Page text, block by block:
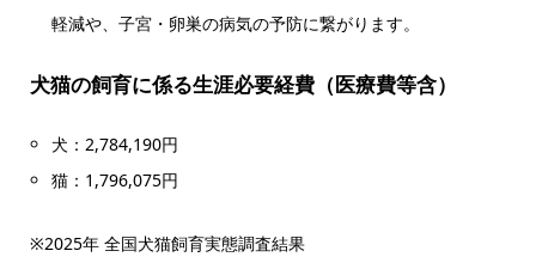
軽減や、子宮・卵巣の病気の予防に繋がります。
犬猫の飼育に係る生涯必要経費（医療費等含）
犬：2,784,190円
猫：1,796,075円
※2025年 全国犬猫飼育実態調査結果